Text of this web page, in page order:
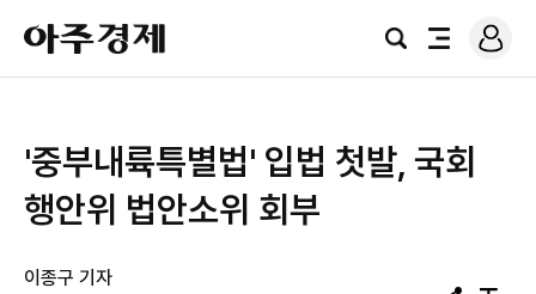
아
주
경
검
전
로
그
'중부내륙특별법' 입법 첫발, 국회
행안위 법안소위 회부
이종구 기자